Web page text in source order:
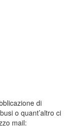
di
o quant’altro ci
mail: